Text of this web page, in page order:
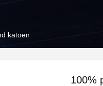
katoen
100%